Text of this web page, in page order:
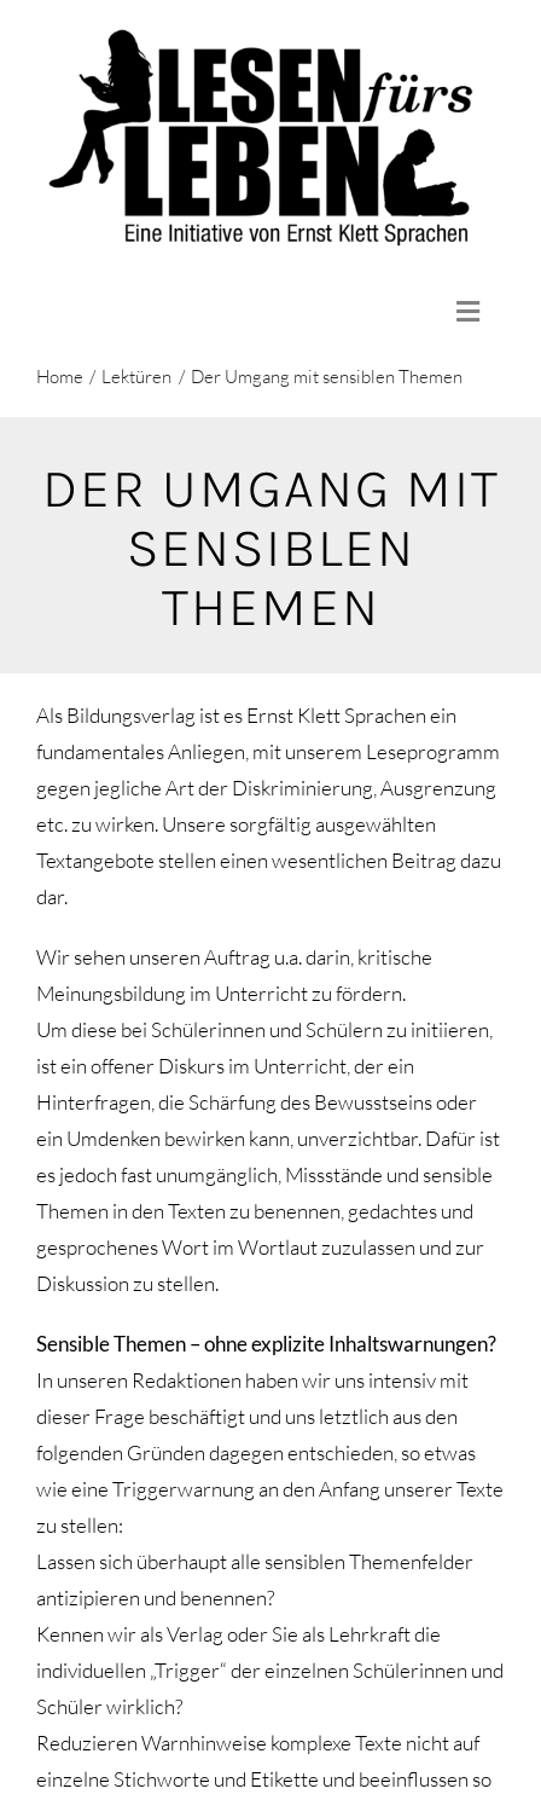
Toggle
Aktuelles
Home Lektüren Der Umgang mit sensiblen Themen
DER UMGANG MIT
SENSIBLEN
THEMEN
Als Bildungsverlag ist es Ernst Klett Sprachen ein
fundamentales Anliegen, mit unserem Leseprogramm
gegen jegliche Art der Diskriminierung, Ausgrenzung
etc. zu wirken. Unsere sorgfältig ausgewählten
Textangebote stellen einen wesentlichen Beitrag dazu
dar.
Wir sehen unseren Auftrag u.a. darin, kritische
Meinungsbildung im Unterricht zu fördern.
Um diese bei Schülerinnen und Schülern zu initiieren,
ist ein offener Diskurs im Unterricht, der ein
Hinterfragen, die Schärfung des Bewusstseins oder
ein Umdenken bewirken kann, unverzichtbar. Dafür ist
es jedoch fast unumgänglich, Missstände und sensible
Themen in den Texten zu benennen, gedachtes und
gesprochenes Wort im Wortlaut zuzulassen und zur
Diskussion zu stellen.
Sensible Themen – ohne explizite Inhaltswarnungen?
In unseren Redaktionen haben wir uns intensiv mit
dieser Frage beschäftigt und uns letztlich aus den
folgenden Gründen dagegen entschieden, so etwas
wie eine Triggerwarnung an den Anfang unserer Texte
zu stellen:
Lassen sich überhaupt alle sensiblen Themenfelder
antizipieren und benennen?
Kennen wir als Verlag oder Sie als Lehrkraft die
individuellen „Trigger“ der einzelnen Schülerinnen und
Schüler wirklich?
Reduzieren Warnhinweise komplexe Texte nicht auf
einzelne Stichworte und Etikette und beeinflussen so